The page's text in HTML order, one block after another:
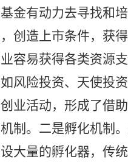
金有动力去寻找和
创造上市条件，获得
容易获得各类资源
风险投资、天使投
业活动，形成了借
制。二是孵化机制
大量的孵化器，传